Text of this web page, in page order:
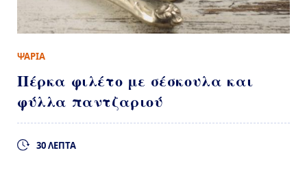
ΨΑΡΙΑ
Πέρκα φιλέτο με σέσκουλα και
φύλλα παντζαριού
30 ΛΕΠΤΑ